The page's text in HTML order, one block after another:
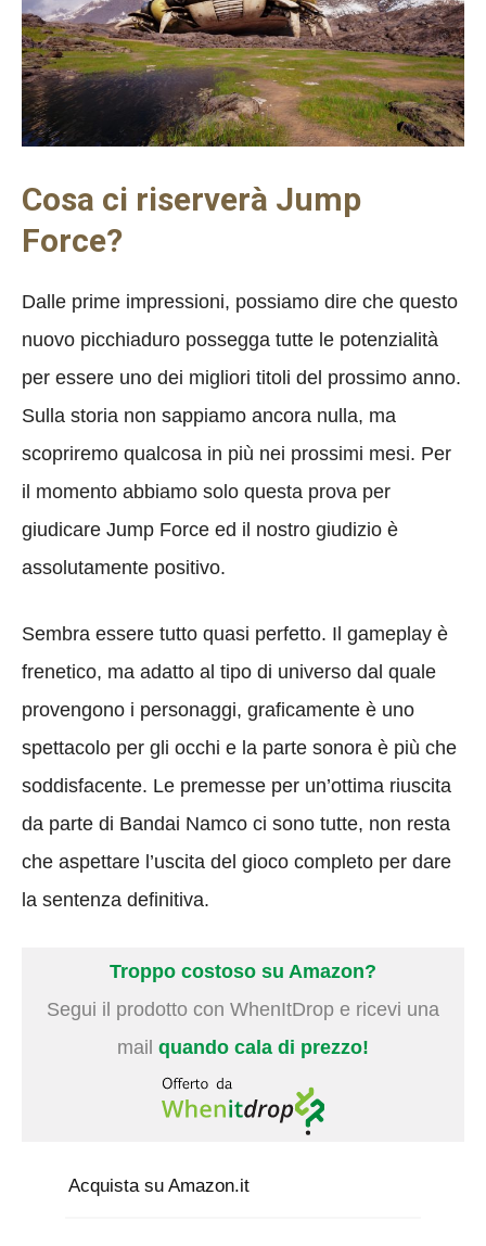
Cosa ci riserverà Jump
Force?
Dalle prime impressioni, possiamo dire che questo
nuovo picchiaduro possegga tutte le potenzialità
per essere uno dei migliori titoli del prossimo anno.
Sulla storia non sappiamo ancora nulla, ma
scopriremo qualcosa in più nei prossimi mesi. Per
il momento abbiamo solo questa prova per
giudicare Jump Force ed il nostro giudizio è
assolutamente positivo.
Sembra essere tutto quasi perfetto. Il gameplay è
frenetico, ma adatto al tipo di universo dal quale
provengono i personaggi, graficamente è uno
spettacolo per gli occhi e la parte sonora è più che
soddisfacente. Le premesse per un’ottima riuscita
da parte di Bandai Namco ci sono tutte, non resta
che aspettare l’uscita del gioco completo per dare
la sentenza definitiva.
Troppo costoso su Amazon?
Segui il prodotto con WhenItDrop e ricevi una
mail quando cala di prezzo!
Acquista su Amazon.it